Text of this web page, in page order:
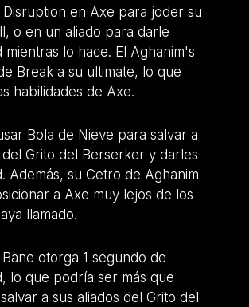
en Axe para joder su
o en un aliado para darle
mientras lo hace. El Aghanim's
Break a su ultimate, lo que
habilidades de Axe.
Bola de Nieve para salvar a
Grito del Berserker y darles
Además, su Cetro de Aghanim
a Axe muy lejos de los
llamado.
otorga 1 segundo de
lo que podría ser más que
a sus aliados del Grito del